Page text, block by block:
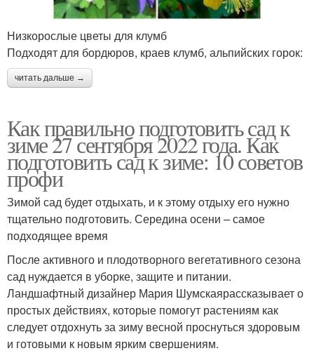
Низкорослые цветы для клумб
Подходят для бордюров, краев клумб, альпийских горок:
читать дальше →
Как правильно подготовить сад к
зиме 27 сентября 2022 года. Как
подготовить сад к зиме: 10 советов
профи
Зимой сад будет отдыхать, и к этому отдыху его нужно
тщательно подготовить. Середина осени – самое
подходящее время
После активного и плодотворного вегетативного сезона
сад нуждается в уборке, защите и питании.
Ландшафтный дизайнер Мария Шумскаярассказывает о
простых действиях, которые помогут растениям как
следует отдохнуть за зиму весной проснуться здоровым
и готовыми к новым ярким свершениям.